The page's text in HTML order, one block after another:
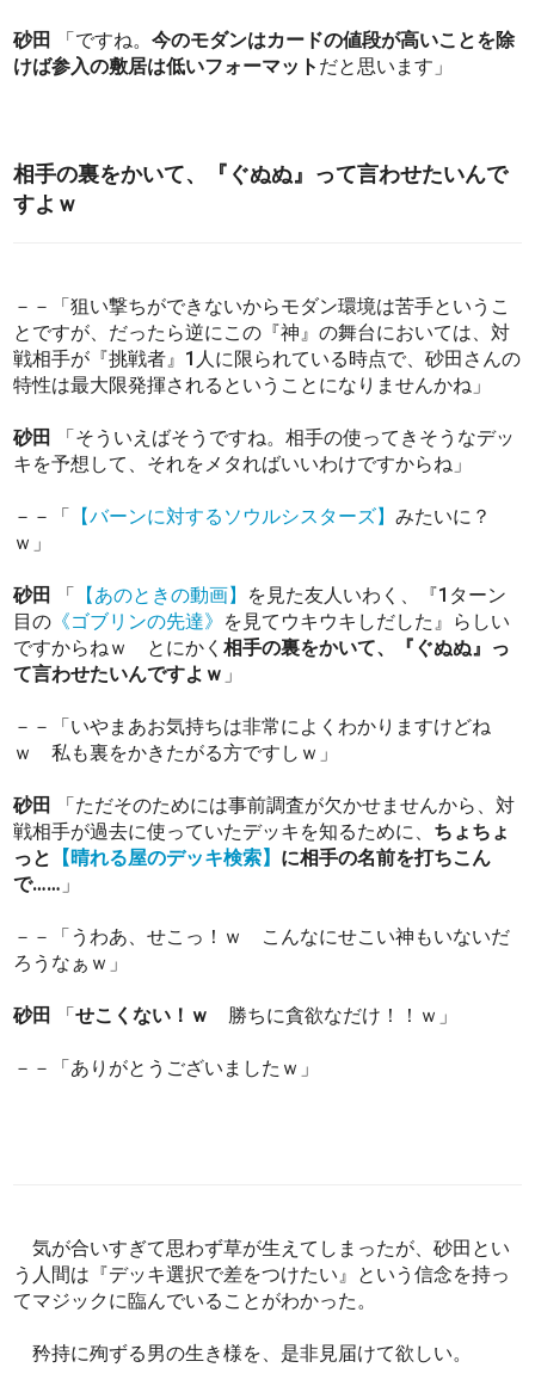
砂田 「ですね。今のモダンはカードの値段が高いことを除
けば参入の敷居は低いフォーマット だと思います」
相手の裏をかいて、『ぐぬぬ』って言わせたいんで
すよｗ
－－「狙い撃ちができないからモダン環境は苦手というこ
とですが、だったら逆にこの『神』の舞台においては、対
戦相手が『挑戦者』1人に限られている時点で、砂田さんの
特性は最大限発揮されるということになりませんかね」
砂田
「そういえばそうですね。相手の使ってきそうなデッ
キを予想して、それをメタればいいわけですからね」
－－「 【バーンに対するソウルシスターズ】みたいに？
ｗ」
砂田 「 【あのときの動画】 を見た友人いわく、『1ターン
目の 《ゴブリンの先達》 を見てウキウキしだした』らしい
ですからねｗ とにかく相手の裏をかいて、『ぐぬぬ』っ
て言わせたいんですよｗ 」
－－「いやまあお気持ちは非常によくわかりますけどね
ｗ 私も裏をかきたがる方ですしｗ」
砂田
「ただそのためには事前調査が欠かせませんから、対
戦相手が過去に使っていたデッキを知るために、 ちょちょ
っと
【晴れる屋のデッキ検索】 に相手の名前を打ちこん
で…… 」
－－「うわあ、せこっ！ｗ こんなにせこい神もいないだ
ろうなぁｗ」
砂田 「せこくない！ｗ 勝ちに貪欲なだけ！！ｗ」
－－「ありがとうございましたｗ」
気が合いすぎて思わず草が生えてしまったが、砂田とい
う人間は『デッキ選択で差をつけたい』という信念を持っ
てマジックに臨んでいることがわかった。
矜持に殉ずる男の生き様を、是非見届けて欲しい。